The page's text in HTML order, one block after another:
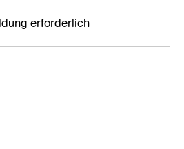
erforderlich